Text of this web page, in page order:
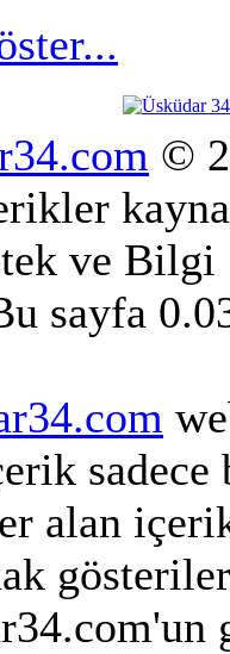
©
ve
sayfa
sadece
alan